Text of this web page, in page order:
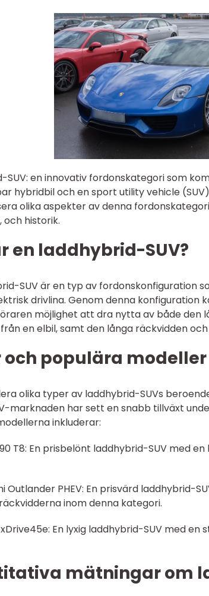
SUV: en innovativ fordonskategori som
hybridbil och en sport utility vehicle
olika aspekter av denna
och historik.
en laddhybrid-SUV?
SUV är en typ av fordonskonfiguration
drivlina. Genom denna konfiguration
möjlighet att dra nytta av både den
en elbil, samt den långa räckvidden och
och populära
olika typer av laddhybrid-SUVs
marknaden har sett en snabb tillväxt
inkluderar:
T8: En prisbelönt laddhybrid-SUV med
Outlander PHEV: En prisvärd laddhybrid-
inom denna kategori.
xDrive45e: En lyxig laddhybrid-SUV med
mätningar om